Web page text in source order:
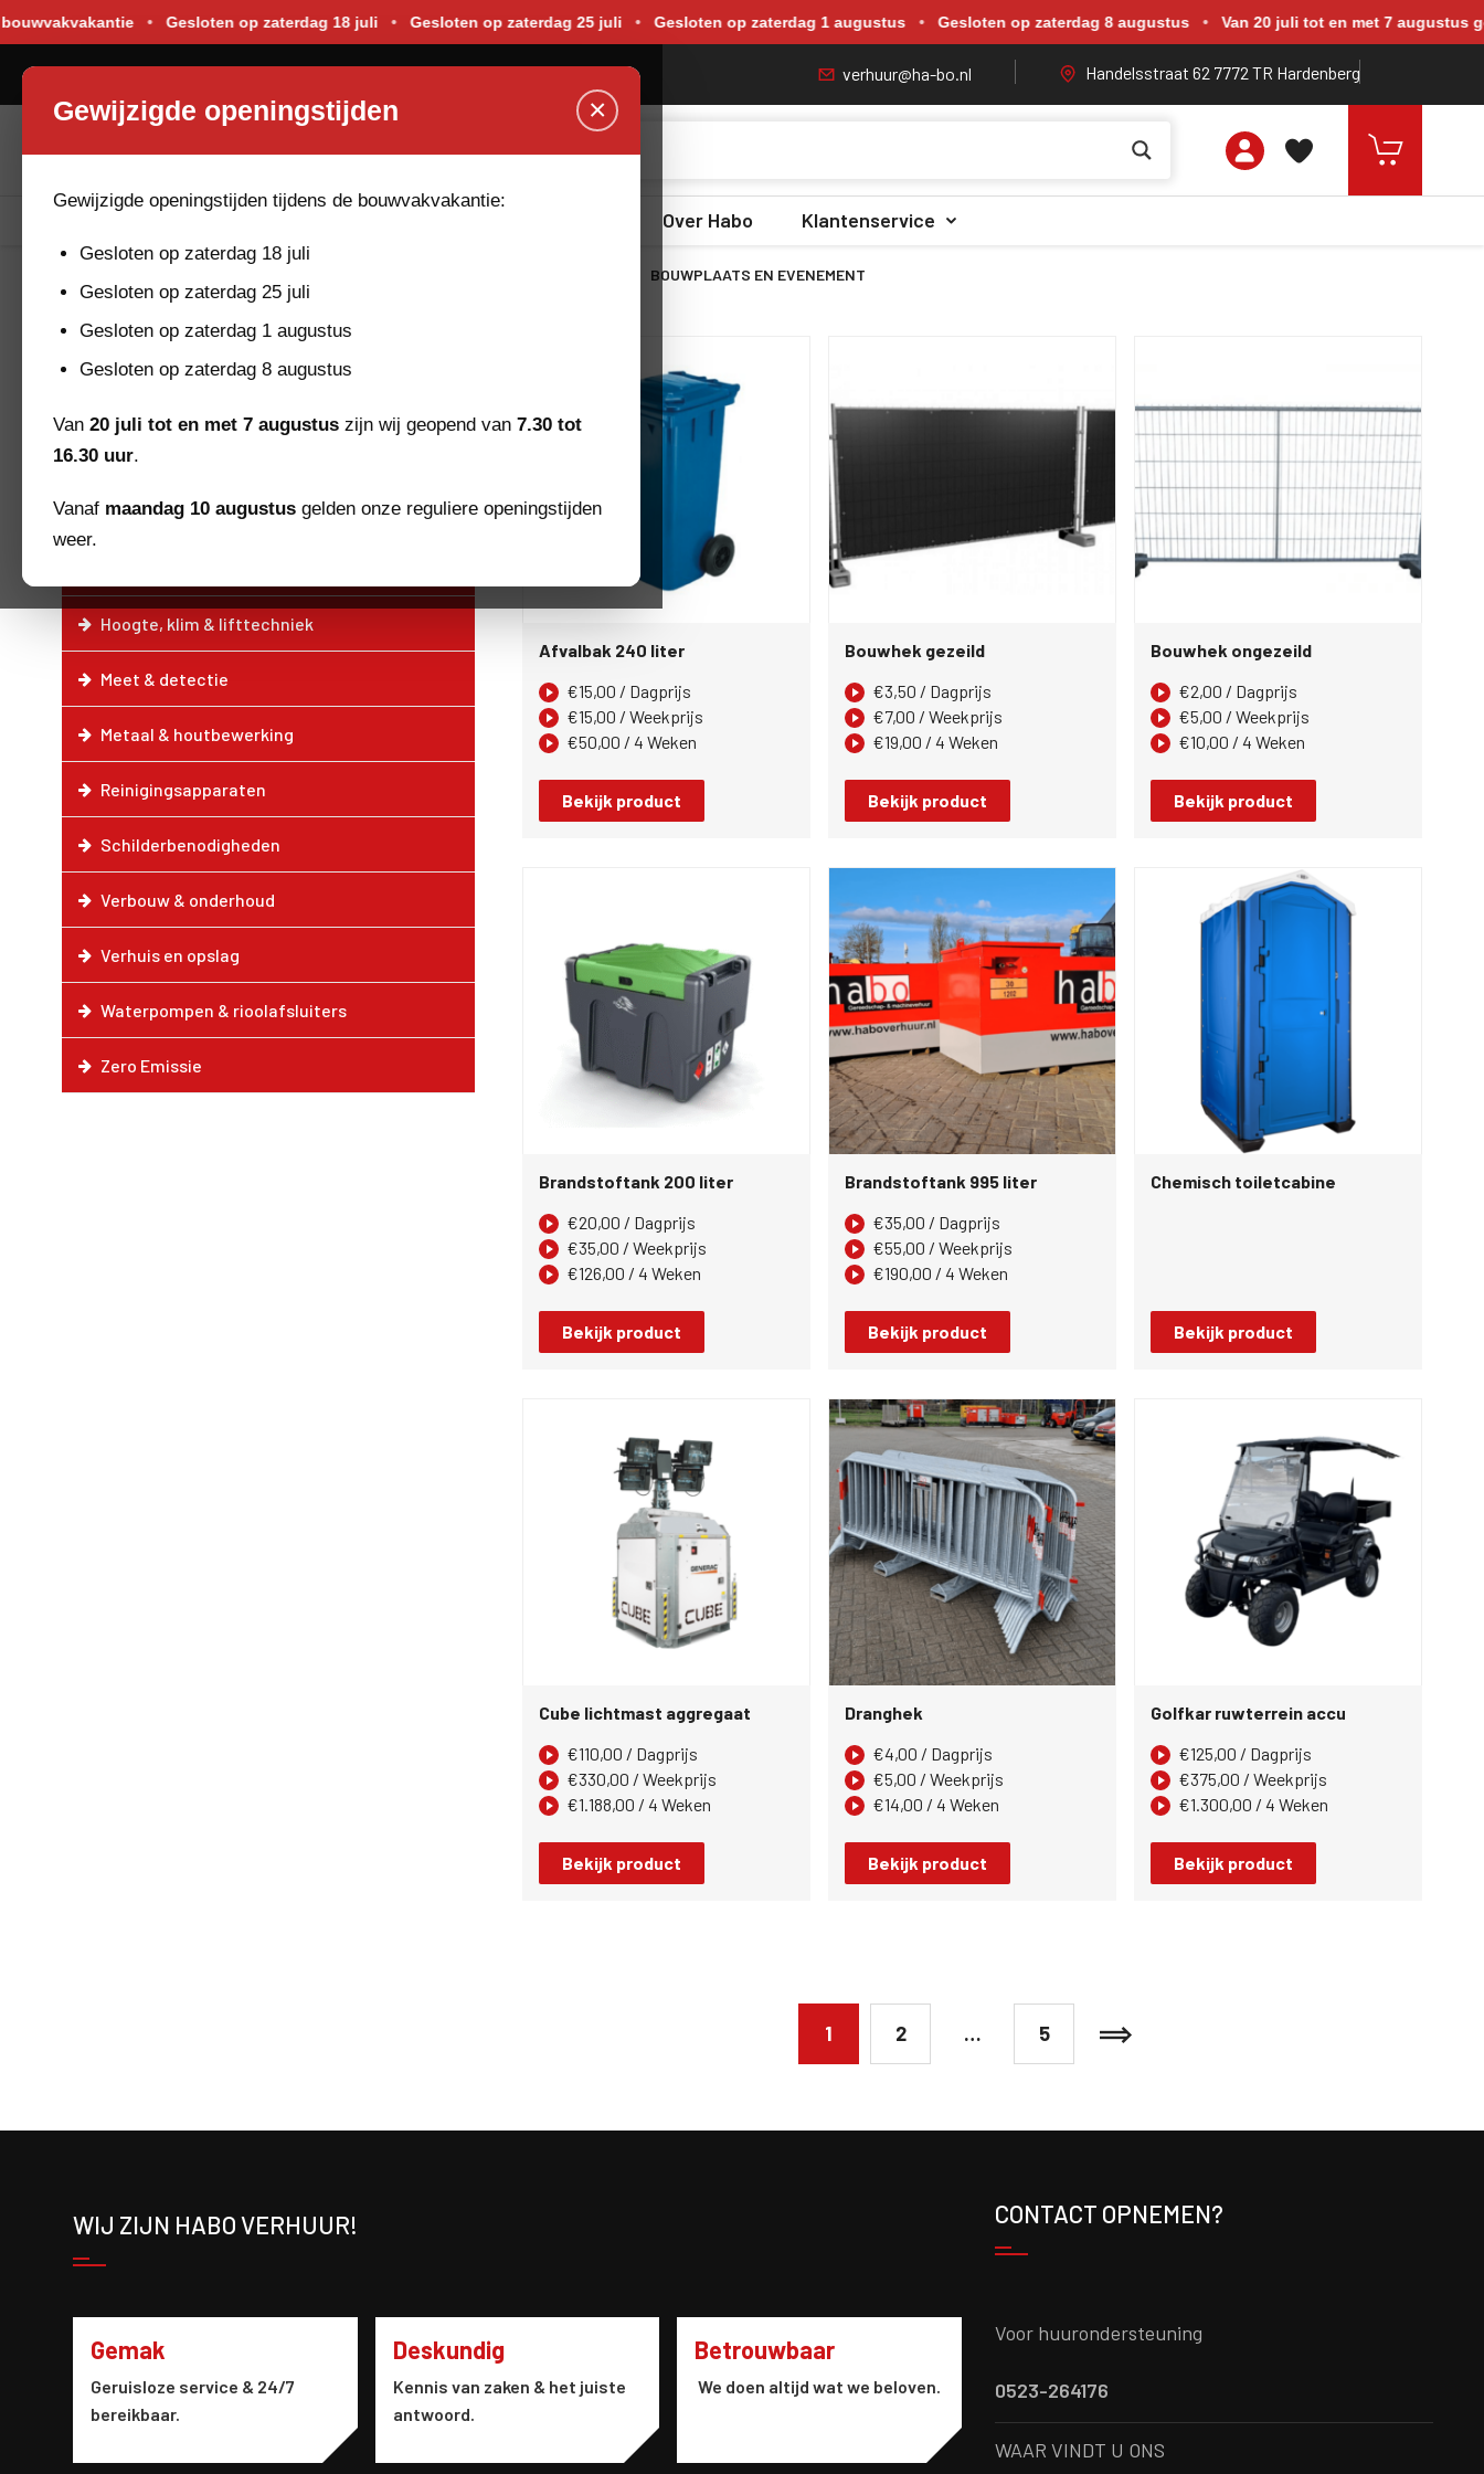
• Gesloten op zaterdag 18 juli • Gesloten op zaterdag 25 juli • Gesloten op zaterdag 1 augustus • Gesloten op zaterdag 8 augustus • Van 20 juli tot en met 7 augustus geopend
0523-264176 verhuur@ha-bo.nl Handelsstraat 62 7772 TR Hardenberg
Over Habo Klantenservice
BOUWPLAATS EN EVENEMENT
Menu
Bouwplaats & evenementenmateriaal
Elektrotechniek & klimaat
Hoogte, klim & lifttechniek
Meet & detectie
Metaal & houtbewerking
Reinigingsapparaten
Schilderbenodigheden
Verbouw & onderhoud
Verhuis en opslag
Waterpompen & rioolafsluiters
Zero Emissie
Afvalbak 240 liter
€15,00 / Dagprijs
€15,00 / Weekprijs
€50,00 / 4 Weken
Bekijk product
Bouwhek gezeild
€3,50 / Dagprijs
€7,00 / Weekprijs
€19,00 / 4 Weken
Bekijk product
Bouwhek ongezeild
€2,00 / Dagprijs
€5,00 / Weekprijs
€10,00 / 4 Weken
Bekijk product
Brandstoftank 200 liter
€20,00 / Dagprijs
€35,00 / Weekprijs
€126,00 / 4 Weken
Bekijk product
Brandstoftank 995 liter
€35,00 / Dagprijs
€55,00 / Weekprijs
€190,00 / 4 Weken
Bekijk product
Chemisch toiletcabine
Bekijk product
Cube lichtmast aggregaat
€110,00 / Dagprijs
€330,00 / Weekprijs
€1.188,00 / 4 Weken
Bekijk product
Dranghek
€4,00 / Dagprijs
€5,00 / Weekprijs
€14,00 / 4 Weken
Bekijk product
Golfkar ruwterrein accu
€125,00 / Dagprijs
€375,00 / Weekprijs
€1.300,00 / 4 Weken
Bekijk product
1 2 … 5
WIJ ZIJN HABO VERHUUR!
Gemak
Geruisloze service & 24/7
bereikbaar.
Deskundig
Kennis van zaken & het juiste
antwoord.
Betrouwbaar
We doen altijd wat we beloven.
CONTACT OPNEMEN?
Voor huurondersteuning
0523-264176
WAAR VINDT U ONS
Gewijzigde openingstijden ×
Gewijzigde openingstijden tijdens de bouwvakvakantie:
Gesloten op zaterdag 18 juli
Gesloten op zaterdag 25 juli
Gesloten op zaterdag 1 augustus
Gesloten op zaterdag 8 augustus
Van 20 juli tot en met 7 augustus zijn wij geopend van 7.30 tot
16.30 uur.
Vanaf maandag 10 augustus gelden onze reguliere openingstijden
weer.